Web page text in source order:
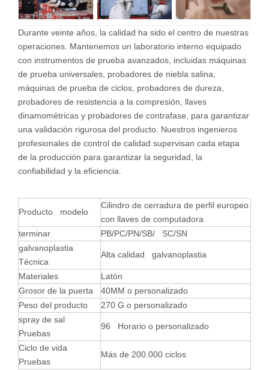
Durante veinte años, la calidad ha sido el centro de nuestras
operaciones. Mantenemos un laboratorio interno equipado
con instrumentos de prueba avanzados, incluidas máquinas
de prueba universales, probadores de niebla salina,
máquinas de prueba de ciclos, probadores de dureza,
probadores de resistencia a la compresión, llaves
dinamométricas y probadores de contrafase, para garantizar
una validación rigurosa del producto. Nuestros ingenieros
profesionales de control de calidad supervisan cada etapa
de la producción para garantizar la seguridad, la
confiabilidad y la eficiencia.
Producto modelo
Cilindro de cerradura de perfil europeo
con llaves de computadora
terminar
PB/PC/PN/SB/ SC/SN
galvanoplastia
Técnica
Alta calidad galvanoplastia
Materiales
Latón
Grosor de la puerta
40MM o personalizado
Peso del producto
270 G o personalizado
spray de sal
Pruebas
96 Horario o personalizado
Ciclo de vida
Pruebas
Más de 200.000 ciclos